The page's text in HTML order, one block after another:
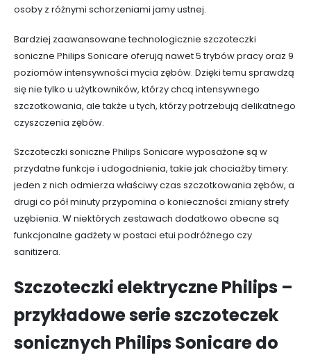
osoby z różnymi schorzeniami jamy ustnej.
Bardziej zaawansowane technologicznie szczoteczki
soniczne Philips Sonicare oferują nawet 5 trybów pracy oraz 9
poziomów intensywności mycia zębów. Dzięki temu sprawdzą
się nie tylko u użytkowników, którzy chcą intensywnego
szczotkowania, ale także u tych, którzy potrzebują delikatnego
czyszczenia zębów.
Szczoteczki soniczne Philips Sonicare wyposażone są w
przydatne funkcje i udogodnienia, takie jak chociażby timery:
jeden z nich odmierza właściwy czas szczotkowania zębów, a
drugi co pół minuty przypomina o konieczności zmiany strefy
uzębienia. W niektórych zestawach dodatkowo obecne są
funkcjonalne gadżety w postaci etui podróżnego czy
sanitizera.
Szczoteczki elektryczne Philips –
przykładowe serie szczoteczek
sonicznych Philips Sonicare do